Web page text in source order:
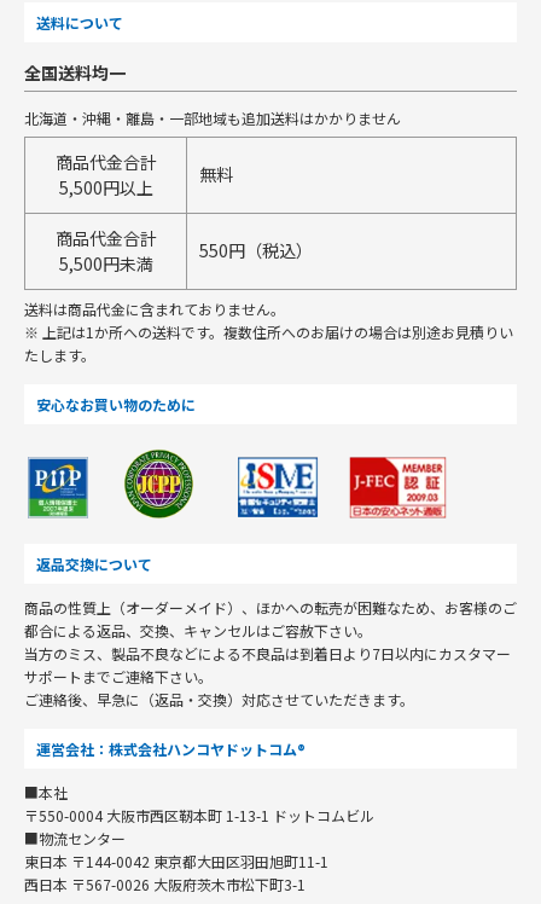
送料について
全国送料均一
北海道・沖縄・離島・一部地域も追加送料はかかりません
商品代金合計
5,500円以上
無料
商品代金合計
5,500円未満
550円（税込）
送料は商品代金に含まれておりません。
※ 上記は1か所への送料です。複数住所へのお届けの場合は別途お見積りい
たします。
安心なお買い物のために
返品交換について
商品の性質上（オーダーメイド）、ほかへの転売が困難なため、お客様のご
都合による返品、交換、キャンセルはご容赦下さい。
当方のミス、製品不良などによる不良品は到着日より7日以内にカスタマー
サポートまでご連絡下さい。
ご連絡後、早急に（返品・交換）対応させていただきます。
運営会社：株式会社ハンコヤドットコム®
■本社
〒550-0004 大阪市西区靭本町 1-13-1 ドットコムビル
■物流センター
東日本 〒144-0042 東京都大田区羽田旭町11-1
西日本 〒567-0026 大阪府茨木市松下町3-1